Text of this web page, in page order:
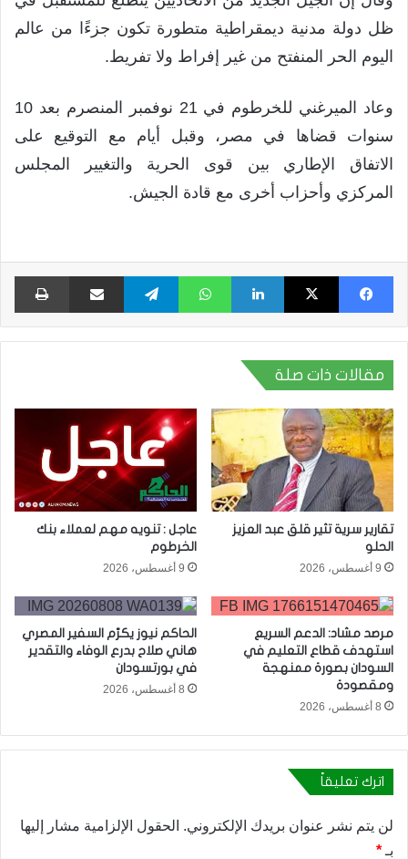
ظل دولة مدنية ديمقراطية متطورة تكون جزءًا من عالم
اليوم الحر المنفتح من غير إفراط ولا تفريط.
وعاد الميرغني للخرطوم في 21 نوفمبر المنصرم بعد 10
سنوات قضاها في مصر، وقبل أيام مع التوقيع على
الاتفاق الإطاري بين قوى الحرية والتغيير المجلس
المركزي وأحزاب أخرى مع قادة الجيش.
فيسبوك X لينكدإن واتساب تيلقرام مشاركة عبر البريد
مقالات ذات صلة
تقارير سرية تثير قلق عبد العزيز
الحلو
9 أغسطس، 2026
عاجل : تنويه مهم لعملاء بنك
الخرطوم
9 أغسطس، 2026
مرصد مشاد: الدعم السريع
استهدف قطاع التعليم في
السودان بصورة ممنهجة
ومقصودة
8 أغسطس، 2026
الحاكم نيوز يكرّم السفير المصري
هاني صلاح بدرع الوفاء والتقدير
في بورتسودان
8 أغسطس، 2026
اترك تعليقاً
لن يتم نشر عنوان بريدك الإلكتروني. الحقول الإلزامية مشار إليها
بـ *